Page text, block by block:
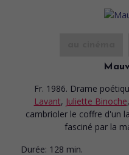
Fr. 1986. Drame
Lavant, Juliette Binoche,
cambrioler le coffre d'un
fasciné par la
Durée: 128 min.